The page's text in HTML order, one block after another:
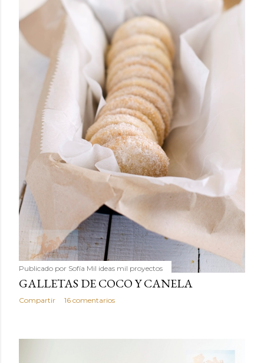
Publicado por Sofía Mil ideas mil proyectos
GALLETAS DE COCO Y CANELA
Compartir 16 comentarios